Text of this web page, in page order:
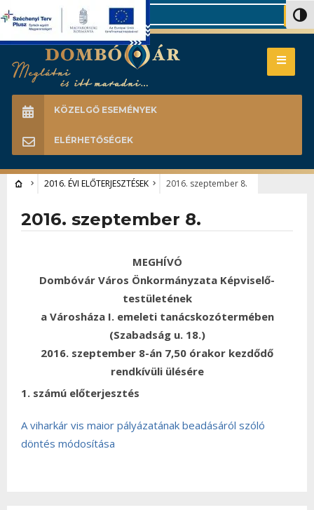
Search
KÖZELGŐ ESEMÉNYEK
ELÉRHETŐSÉGEK
2016. ÉVI ELŐTERJESZTÉSEK 2016. szeptember 8.
2016. szeptember 8.
MEGHÍVÓ
Dombóvár Város Önkormányzata Képviselő-
testületének
a Városháza I. emeleti tanácskozótermében
(Szabadság u. 18.)
2016. szeptember 8-án 7,50 órakor kezdődő
rendkívüli ülésére
1. számú előterjesztés
A viharkár vis maior pályázatának beadásáról szóló
döntés módosítása